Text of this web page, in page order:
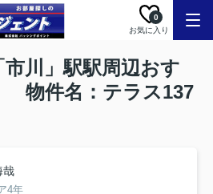
お気に入り
0
川」駅駅周辺おす
物件名：テラス137
哉
4年